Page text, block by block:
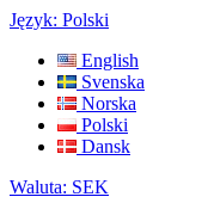
Język: Polski
English
Svenska
Norska
Polski
Dansk
Waluta: SEK